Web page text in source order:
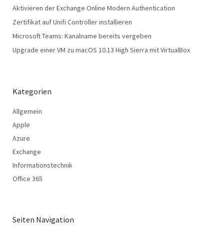
Aktivieren der Exchange Online Modern Authentication
Zertifikat auf Unifi Controller installieren
Microsoft Teams: Kanalname bereits vergeben
Upgrade einer VM zu macOS 10.13 High Sierra mit VirtualBox
Kategorien
Allgemein
Apple
Azure
Exchange
Informationstechnik
Office 365
Seiten Navigation